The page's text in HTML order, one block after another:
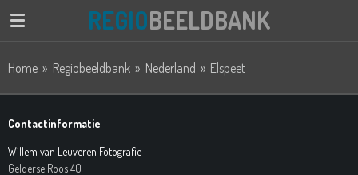
Ga
de
hoofdinhoud
REGIOBEELDBANK
Home » Regiobeeldbank » Nederland » Elspeet
Contactinformatie
Willem van Leuveren Fotografie
Gelderse Roos 40